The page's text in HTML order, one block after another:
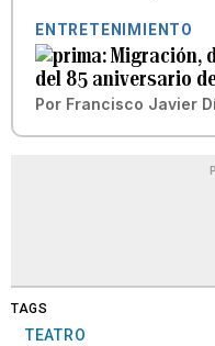
ENTRETENIMIENTO
Migración,
del 85 aniversario
Por Francisco Javier
TAGS
TEATRO